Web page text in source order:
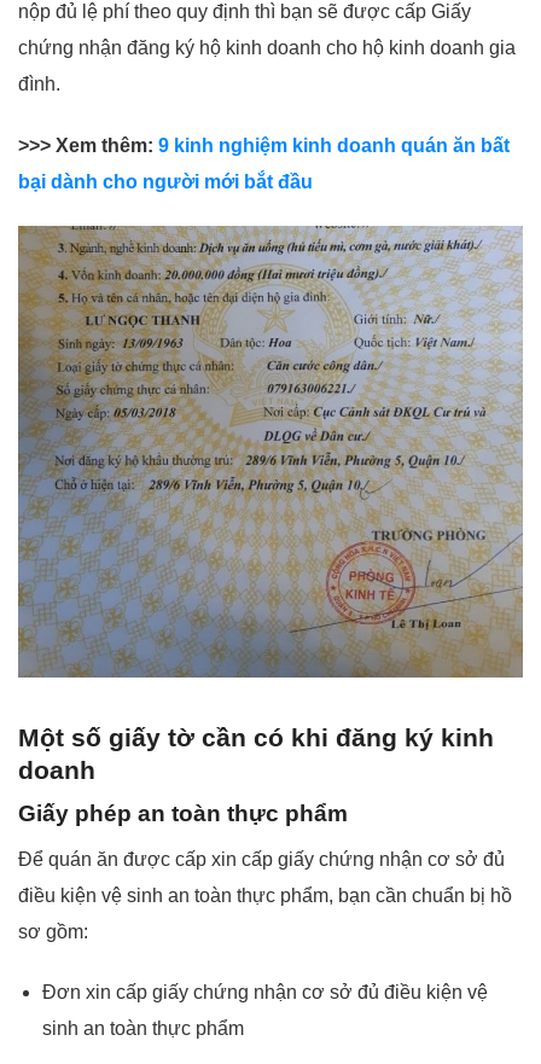
nộp đủ lệ phí theo quy định thì bạn sẽ được cấp Giấy
chứng nhận đăng ký hộ kinh doanh cho hộ kinh doanh gia
đình.
>>> Xem thêm: 9 kinh nghiệm kinh doanh quán ăn bất
bại dành cho người mới bắt đầu
Một số giấy tờ cần có khi đăng ký kinh
doanh
Giấy phép an toàn thực phẩm
Để quán ăn được cấp xin cấp giấy chứng nhận cơ sở đủ
điều kiện vệ sinh an toàn thực phẩm, bạn cần chuẩn bị hồ
sơ gồm:
Đơn xin cấp giấy chứng nhận cơ sở đủ điều kiện vệ
sinh an toàn thực phẩm